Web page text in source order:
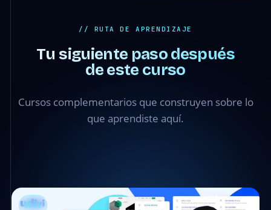
// RUTA DE APRENDIZAJE
Tu siguiente paso después
de este curso
Cursos complementarios que construyen sobre lo
que aprendiste aquí.
DIVI